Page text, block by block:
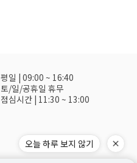
평일 | 09:00 ~ 16:40
토/일/공휴일 휴무
점심시간 | 11:30 ~ 13:00
오늘 하루 보지 않기